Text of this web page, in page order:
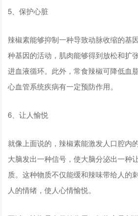
5、保护心脏
辣椒素能够抑制一种导致动脉收缩的基
种基因的活动，肌肉能够得到放松和扩
进血液循环。此外，常食辣椒可降低血
心血管系统疾病有一定预防作用。
6、让人愉悦
就像上面说的，辣椒素能激发人口腔内
大脑发出一种信号，使大脑分泌出一种
质。这种物质不仅能缓和辣味带给人的
人的情绪，使人心情愉悦。